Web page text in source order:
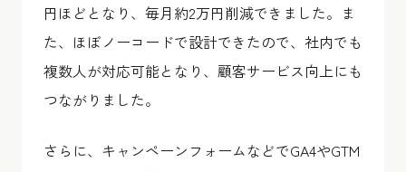
円ほどとなり、毎月約2万円削減できました。ま
た、ほぼノーコードで設計できたので、社内でも
複数人が対応可能となり、顧客サービス向上にも
つながりました。
さらに、キャンペーンフォームなどでGA4やGTM